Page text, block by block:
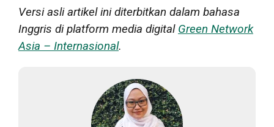
Versi asli artikel ini diterbitkan dalam bahasa
Inggris di platform media digital Green Network
Asia – Internasional.